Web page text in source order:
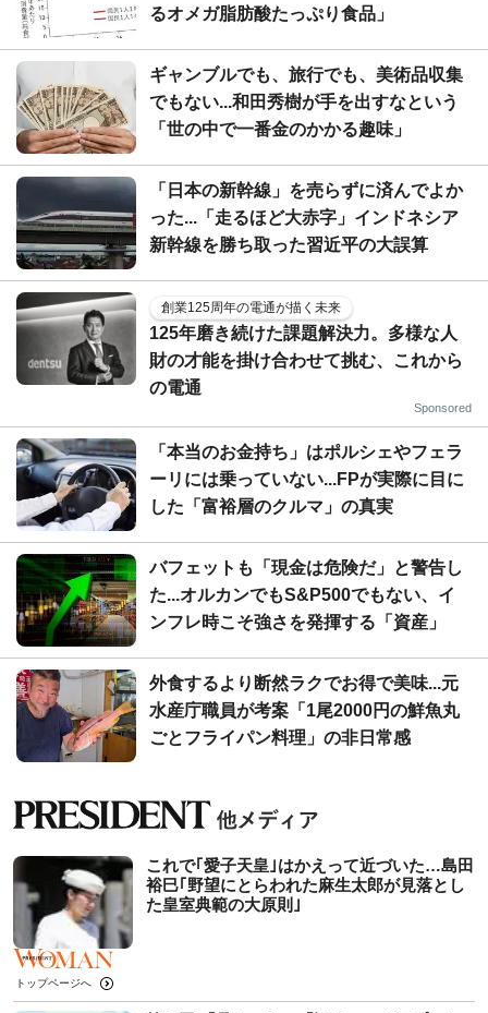
るオメガ脂肪酸たっぷり食品」
ギャンブルでも、旅行でも、美術品収集
でもない...和田秀樹が手を出すなという
「世の中で一番金のかかる趣味」
「日本の新幹線」を売らずに済んでよか
った...「走るほど大赤字」インドネシア
新幹線を勝ち取った習近平の大誤算
創業125周年の電通が描く未来
125年磨き続けた課題解決力。多様な人
財の才能を掛け合わせて挑む、これから
の電通
Sponsored
「本当のお金持ち」はポルシェやフェラ
ーリには乗っていない...FPが実際に目に
した「富裕層のクルマ」の真実
バフェットも「現金は危険だ」と警告し
た...オルカンでもS&P500でもない、イ
ンフレ時こそ強さを発揮する「資産」
外食するより断然ラクでお得で美味...元
水産庁職員が考案「1尾2000円の鮮魚丸
ごとフライパン料理」の非日常感
これで｢愛子天皇｣はかえって近づいた…島田
裕巳｢野望にとらわれた麻生太郎が見落とし
た皇室典範の大原則｣
トップページへ